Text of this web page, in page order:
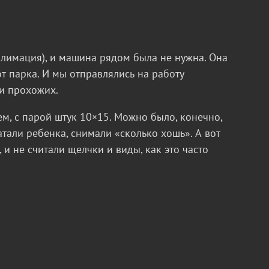
и машина рядом была не нужна. Она
парка. И мы отправлялись на работу
прохожих.
с парой штук 10×15. Можно было, конечно,
ребенка, снимали «сколько хошь». А вот
не считали щелчки и виды, как это часто